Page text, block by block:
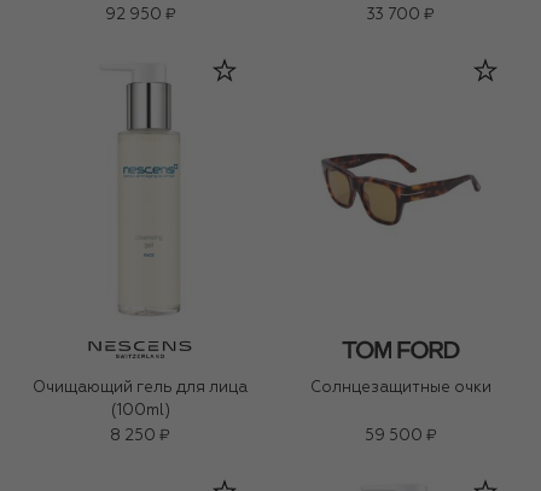
92 950 ₽
33 700 ₽
Очищающий гель для лица
(100ml)
8 250 ₽
Солнцезащитные очки
59 500 ₽